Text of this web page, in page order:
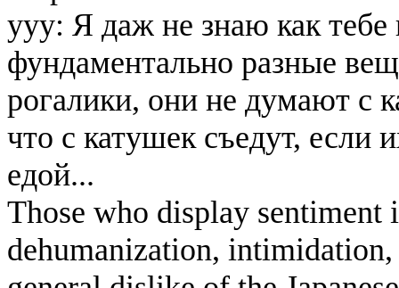
yyy: Я даж не знаю как тебе
фундаментально разные
рогалики, они не думают с
что с катушек съедут, если
едой...
Those who display
dehumanization,